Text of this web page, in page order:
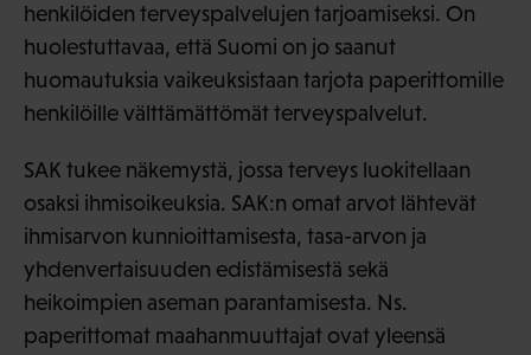
henkilöiden terveyspalvelujen tarjoamiseksi. On
huolestuttavaa, että Suomi on jo saanut
huomautuksia vaikeuksistaan tarjota paperittomille
henkilöille välttämättömät terveyspalvelut.
SAK tukee näkemystä, jossa terveys luokitellaan
osaksi ihmisoikeuksia. SAK:n omat arvot lähtevät
ihmisarvon kunnioittamisesta, tasa-arvon ja
yhdenvertaisuuden edistämisestä sekä
heikoimpien aseman parantamisesta. Ns.
paperittomat maahanmuuttajat ovat yleensä